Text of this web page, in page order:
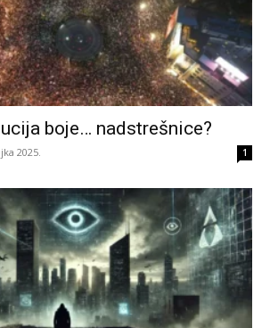
boje… nadstrešnice?
2025. 1